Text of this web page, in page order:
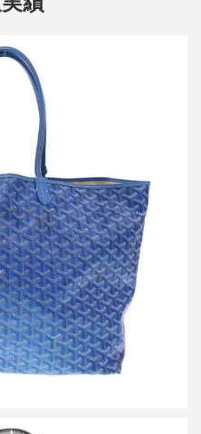
サンルイ トートバッグ
円
見る